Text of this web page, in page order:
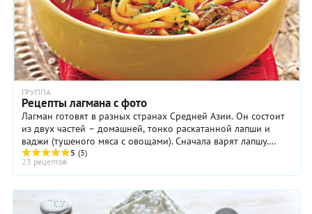
ГРУППА
Рецепты лагмана с фото
Лагман готовят в разных странах Средней Азии. Он состоит
из двух частей – домашней, тонко раскатанной лапши и
ваджи (тушеного мяса с овощами). Сначала варят лапшу.
Мясо обжаривают на сковороде до ...
5 (3)
23 рецептов